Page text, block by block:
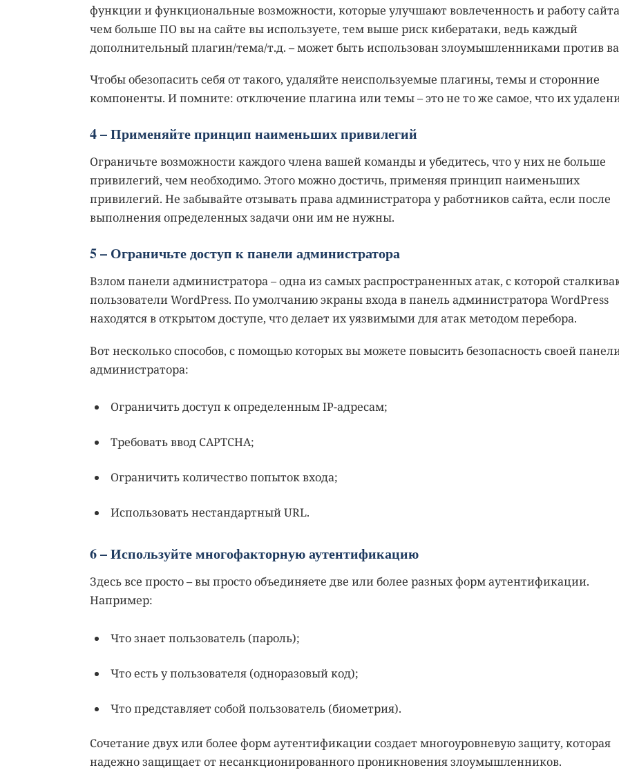
функции и функциональные возможности, которые улучшают вовлеченность и работу
чем больше ПО вы на сайте вы используете, тем выше риск кибератаки, ведь каждый
дополнительный плагин/тема/т.д. – может быть использован злоумышленниками против
Чтобы обезопасить себя от такого, удаляйте неиспользуемые плагины, темы и сторонние
компоненты. И помните: отключение плагина или темы – это не то же самое, что их
4 – Применяйте принцип наименьших привилегий
Ограничьте возможности каждого члена вашей команды и убедитесь, что у них не больше
привилегий, чем необходимо. Этого можно достичь, применяя принцип наименьших
привилегий. Не забывайте отзывать права администратора у работников сайта, если после
выполнения определенных задачи они им не нужны.
5 – Ограничьте доступ к панели администратора
Взлом панели администратора – одна из самых распространенных атак, с которой
пользователи WordPress. По умолчанию экраны входа в панель администратора WordPress
находятся в открытом доступе, что делает их уязвимыми для атак методом перебора.
Вот несколько способов, с помощью которых вы можете повысить безопасность своей
администратора:
Ограничить доступ к определенным IP-адресам;
Требовать ввод CAPTCHA;
Ограничить количество попыток входа;
Использовать нестандартный URL.
6 – Используйте многофакторную аутентификацию
Здесь все просто – вы просто объединяете две или более разных форм аутентификации.
Например:
Что знает пользователь (пароль);
Что есть у пользователя (одноразовый код);
Что представляет собой пользователь (биометрия).
Сочетание двух или более форм аутентификации создает многоуровневую защиту, которая
надежно защищает от несанкционированного проникновения злоумышленников.